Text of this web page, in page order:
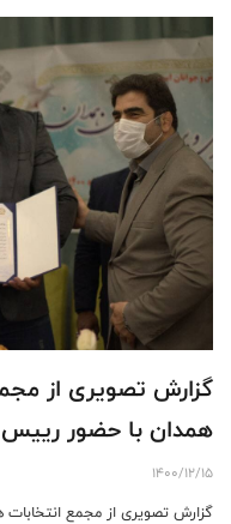
گزارش تصویری از
همدان با حضور رییس
1400/12/15
گزارش تصویری از مجمع